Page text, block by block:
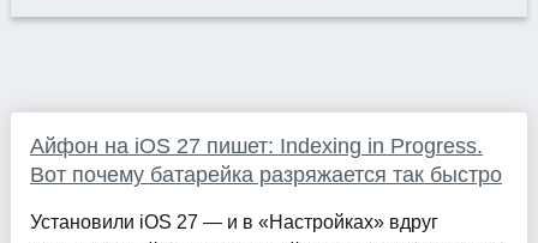
Айфон на iOS 27 пишет: Indexing in Progress.
Вот почему батарейка разряжается так быстро
Установили iOS 27 — и в «Настройках» вдруг